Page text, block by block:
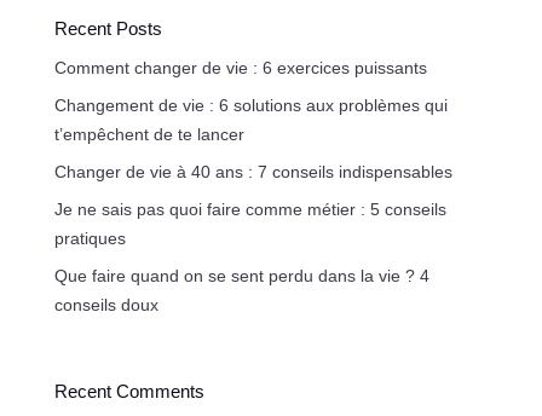
Recent Posts
Comment changer de vie : 6 exercices puissants
Changement de vie : 6 solutions aux problèmes qui
t’empêchent de te lancer
Changer de vie à 40 ans : 7 conseils indispensables
Je ne sais pas quoi faire comme métier : 5 conseils
pratiques
Que faire quand on se sent perdu dans la vie ? 4
conseils doux
Recent Comments